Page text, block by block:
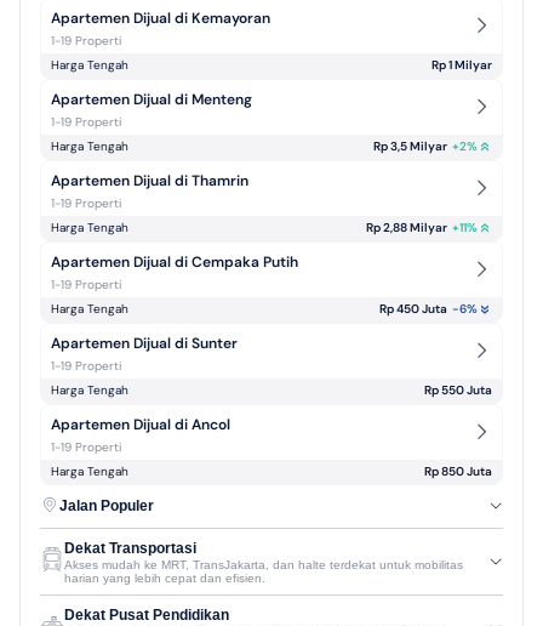
Apartemen Dijual di Kemayoran
1-19 Properti
Harga Tengah
Rp 1 Milyar
Apartemen Dijual di Menteng
1-19 Properti
Harga Tengah
Rp 3,5 Milyar +2%
Apartemen Dijual di Thamrin
1-19 Properti
Harga Tengah
Rp 2,88 Milyar +11%
Apartemen Dijual di Cempaka Putih
1-19 Properti
Harga Tengah
Rp 450 Juta -6%
Apartemen Dijual di Sunter
1-19 Properti
Harga Tengah
Rp 550 Juta
Apartemen Dijual di Ancol
1-19 Properti
Harga Tengah
Rp 850 Juta
Jalan Populer
Dekat Transportasi
Akses mudah ke MRT, TransJakarta, dan halte terdekat untuk mobilitas
harian yang lebih cepat dan efisien.
Dekat Pusat Pendidikan